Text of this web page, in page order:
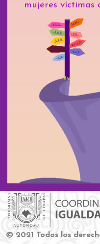
mujeres víctimas
© 2021 Todos los